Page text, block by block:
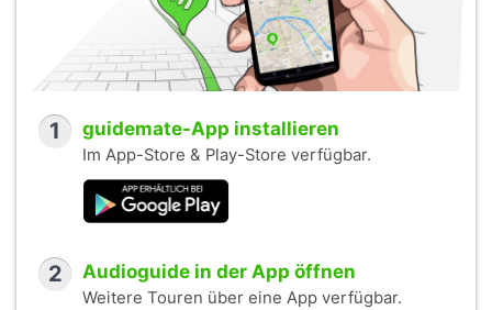
1 guidemate-App installieren
Im App-Store & Play-Store verfügbar.
2 Audioguide in der App öffnen
Weitere Touren über eine App verfügbar.